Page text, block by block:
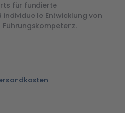
für fundierte
Entwicklung von
Führungskompetenz.